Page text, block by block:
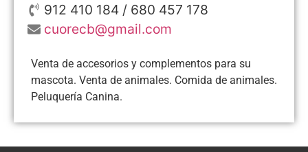
912 410 184 / 680 457 178
cuorecb@gmail.com
Venta de accesorios y complementos para su
mascota. Venta de animales. Comida de animales.
Peluquería Canina.